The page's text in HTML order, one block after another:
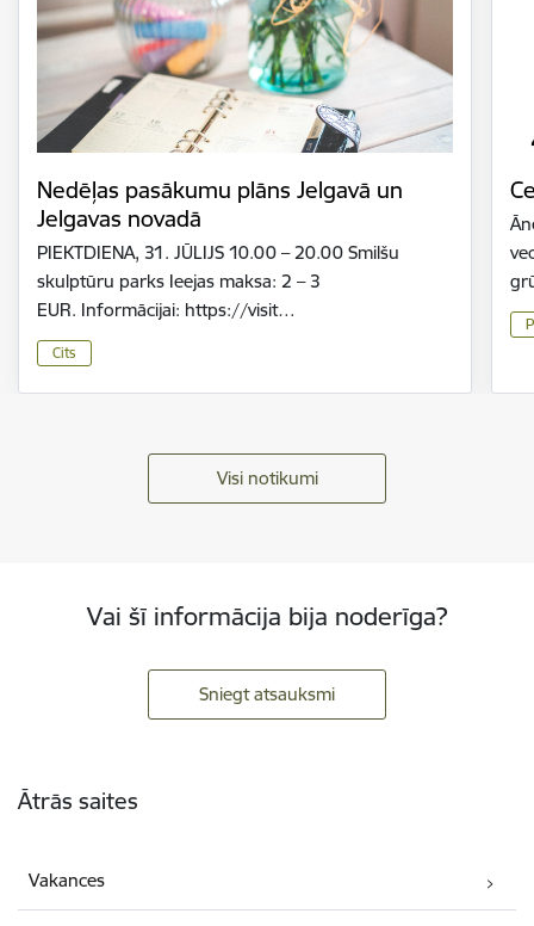
Nedēļas pasākumu plāns Jelgavā un
Jelgavas novadā
PIEKTDIENA, 31. JŪLIJS 10.00 – 20.00 Smilšu
skulptūru parks Ieejas maksa: 2 – 3
EUR. Informācijai: https://visit…
Cits
Visi notikumi
Vai šī informācija bija noderīga?
Sniegt atsauksmi
Ātrās saites
Vakances